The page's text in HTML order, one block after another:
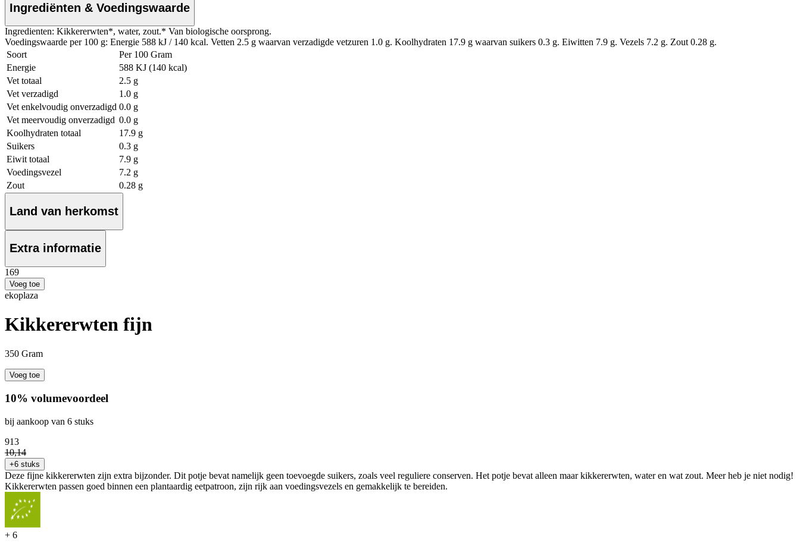
Ingrediënten & Voedingswaarde
Ingredienten: Kikkererwten*, water, zout.* Van biologische oorsprong.
Voedingswaarde per 100 g: Energie 588 kJ / 140 kcal. Vetten 2.5 g waarvan verzadigde vetzuren 1.0 g. Koolhydraten 17.9 g waarvan suikers 0.3 g. Eiwitten 7.9 g. Vezels 7.2 g. Zout 0.28 g.
Soort
Per 100 Gram
Energie
588 KJ (140 kcal)
Vet totaal
2.5 g
Vet verzadigd
1.0 g
Vet enkelvoudig onverzadigd 0.0 g
Vet meervoudig onverzadigd 0.0 g
Koolhydraten totaal
17.9 g
Suikers
0.3 g
Eiwit totaal
7.9 g
Voedingsvezel
7.2 g
Zout
0.28 g
Land van herkomst
Extra informatie
169
Voeg toe
ekoplaza
Kikkererwten fijn
350 Gram
Voeg toe
10% volumevoordeel
bij aankoop van 6 stuks
913
10,14
+6 stuks
Deze fijne kikkererwten zijn extra bijzonder. Dit potje bevat namelijk geen toevoegde suikers, zoals veel reguliere conserven. Het potje bevat alleen maar kikkererwten, water en wat zout. Meer heb je niet nodig!
Kikkererwten passen goed binnen een plantaardig eetpatroon, zijn rijk aan voedingsvezels en gemakkelijk te bereiden.
+ 6